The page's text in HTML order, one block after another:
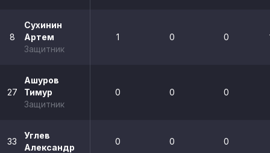
8
Сухинин
Артем
Защитник
1 0 0
27
Ашуров
Тимур
Защитник
0 0 0
33
Углев
Александр
0 0 0